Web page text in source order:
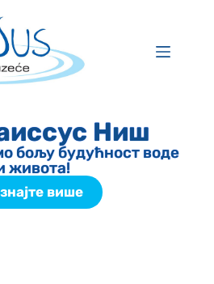
Ниш
бољу будућност воде
живота!
више